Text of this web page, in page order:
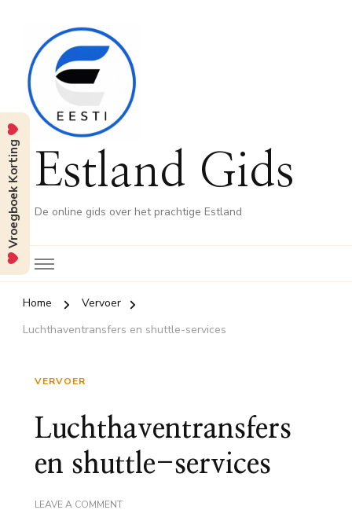
Estland Gids
De online gids over het prachtige Estland
Home
Vervoer
Luchthaventransfers en shuttle-services
VERVOER
Luchthaventransfers
en shuttle-services
LEAVE A COMMENTON
Vroegboek Korting